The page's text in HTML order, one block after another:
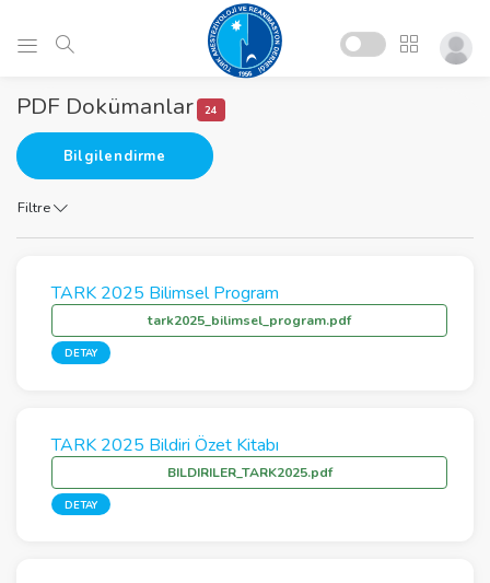
PDF Dokümanlar 24
Bilgilendirme
Filtre
TARK 2025 Bilimsel Program
tark2025_bilimsel_program.pdf
DETAY
TARK 2025 Bildiri Özet Kitabı
BILDIRILER_TARK2025.pdf
DETAY